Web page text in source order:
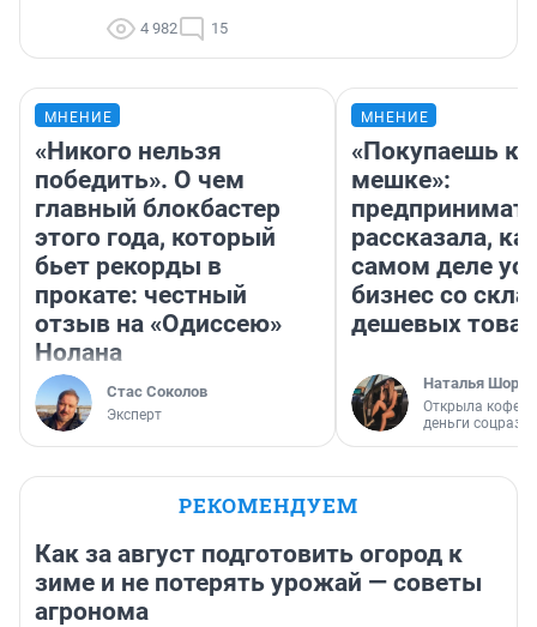
4 982 15
МНЕНИЕ
«Никого нельзя
победить». О чем
главный блокбастер
этого года, который
бьет рекорды в
прокате: честный
отзыв на «Одиссею»
Нолана
Стас Соколов
Эксперт
МНЕНИЕ
«Покупаешь
мешке»:
рассказала,
самом деле
бизнес со
дешевых
Наталья
Открыла
деньги
РЕКОМЕНДУЕМ
Как за август подготовить огород к
зиме и не потерять урожай — советы
агронома